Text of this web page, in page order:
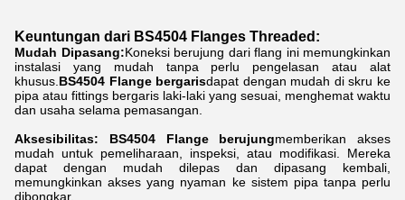
Keuntungan dari BS4504 Flanges Threaded:
Mudah Dipasang:Koneksi berujung dari flang ini memungkinkan
instalasi yang mudah tanpa perlu pengelasan atau alat
khusus.BS4504 Flange bergarisdapat dengan mudah di skru ke
pipa atau fittings bergaris laki-laki yang sesuai, menghemat waktu
dan usaha selama pemasangan.
Aksesibilitas: BS4504 Flange berujungmemberikan akses
mudah untuk pemeliharaan, inspeksi, atau modifikasi. Mereka
dapat dengan mudah dilepas dan dipasang kembali,
memungkinkan akses yang nyaman ke sistem pipa tanpa perlu
dibongkar.